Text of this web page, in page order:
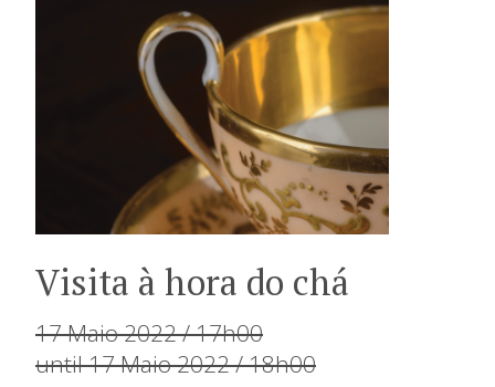
Visita à hora do chá
17 Maio 2022 / 17h00
until 17 Maio 2022 / 18h00